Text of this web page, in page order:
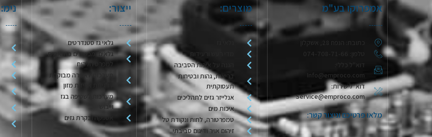
אמפרוקו בע"מ
דוא"ל כללי:
Info@emproco.com
דוא"ל שירות:
Service@emproco.com
מלאו פרטיכם וניצור קשר:
מוצרים:
הגנה על איכות הסביבה
בריאות, גהות ובטיחות
תעסוקתית
אנלייזר גזים לתהליכים
איכות מים
טמפרטורה, לחות ונקודת טל
זיהום אויר ודיגום סביבתי
ייצור:
גלאי גז סטנדרטים
גלאים ומכשירים מותאמים
למפרט הלקוח
מערכות לאווירה מבוקרת
/ דגימת אריזות מזון
מערכות לשטיפה בגז
וייבוש
אספקה ובקרת גזים
נימ: